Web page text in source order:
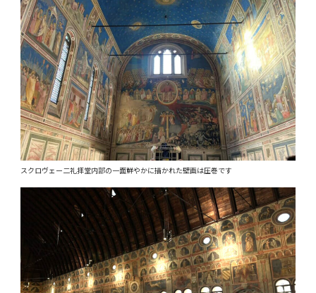
スクロヴェー二礼拝堂内部の一面鮮やかに描かれた壁画は圧巻です